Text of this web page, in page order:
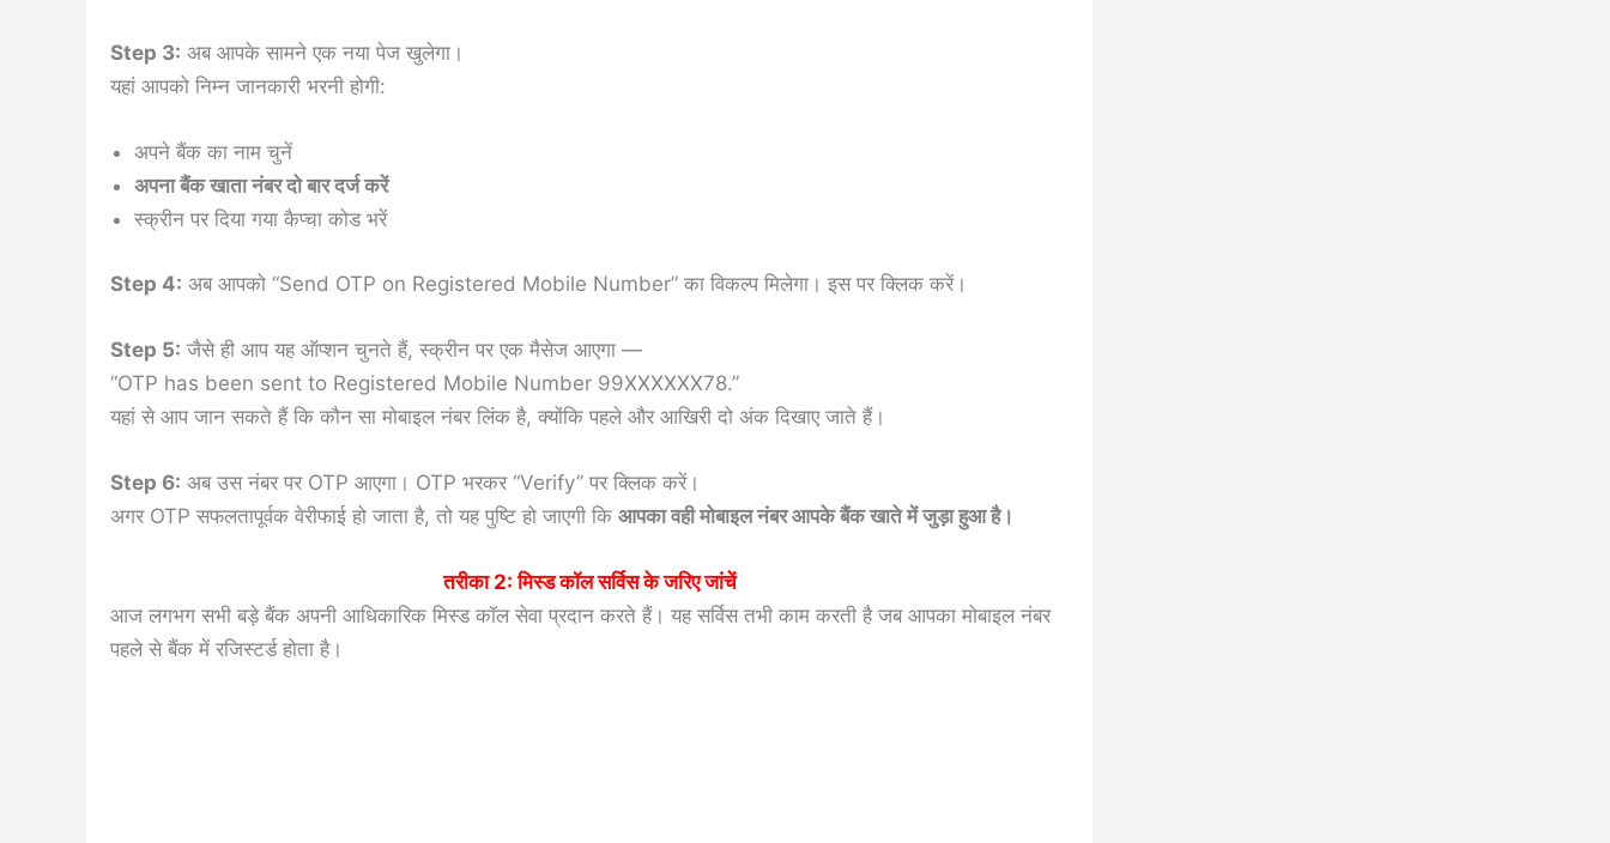
Step 3: अब आपके सामने एक नया पेज खुलेगा।
यहां आपको निम्न जानकारी भरनी होगी:
अपने बैंक का नाम चुनें
अपना बैंक खाता नंबर दो बार दर्ज करें
स्क्रीन पर दिया गया कैप्चा कोड भरें
Step 4: अब आपको “Send OTP on Registered Mobile Number” का विकल्प मिलेगा। इस पर क्लिक करें।
Step 5: जैसे ही आप यह ऑप्शन चुनते हैं, स्क्रीन पर एक मैसेज आएगा —
“OTP has been sent to Registered Mobile Number 99XXXXXX78.”
यहां से आप जान सकते हैं कि कौन सा मोबाइल नंबर लिंक है, क्योंकि पहले और आखिरी दो अंक दिखाए जाते हैं।
Step 6: अब उस नंबर पर OTP आएगा। OTP भरकर “Verify” पर क्लिक करें।
अगर OTP सफलतापूर्वक वेरीफाई हो जाता है, तो यह पुष्टि हो जाएगी कि आपका वही मोबाइल नंबर आपके बैंक खाते में जुड़ा हुआ है।
तरीका 2: मिस्ड कॉल सर्विस के जरिए जांचें
आज लगभग सभी बड़े बैंक अपनी आधिकारिक मिस्ड कॉल सेवा प्रदान करते हैं। यह सर्विस तभी काम करती है जब आपका मोबाइल नंबर
पहले से बैंक में रजिस्टर्ड होता है।